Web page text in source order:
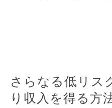
さらなる低リス
り収入を得る方